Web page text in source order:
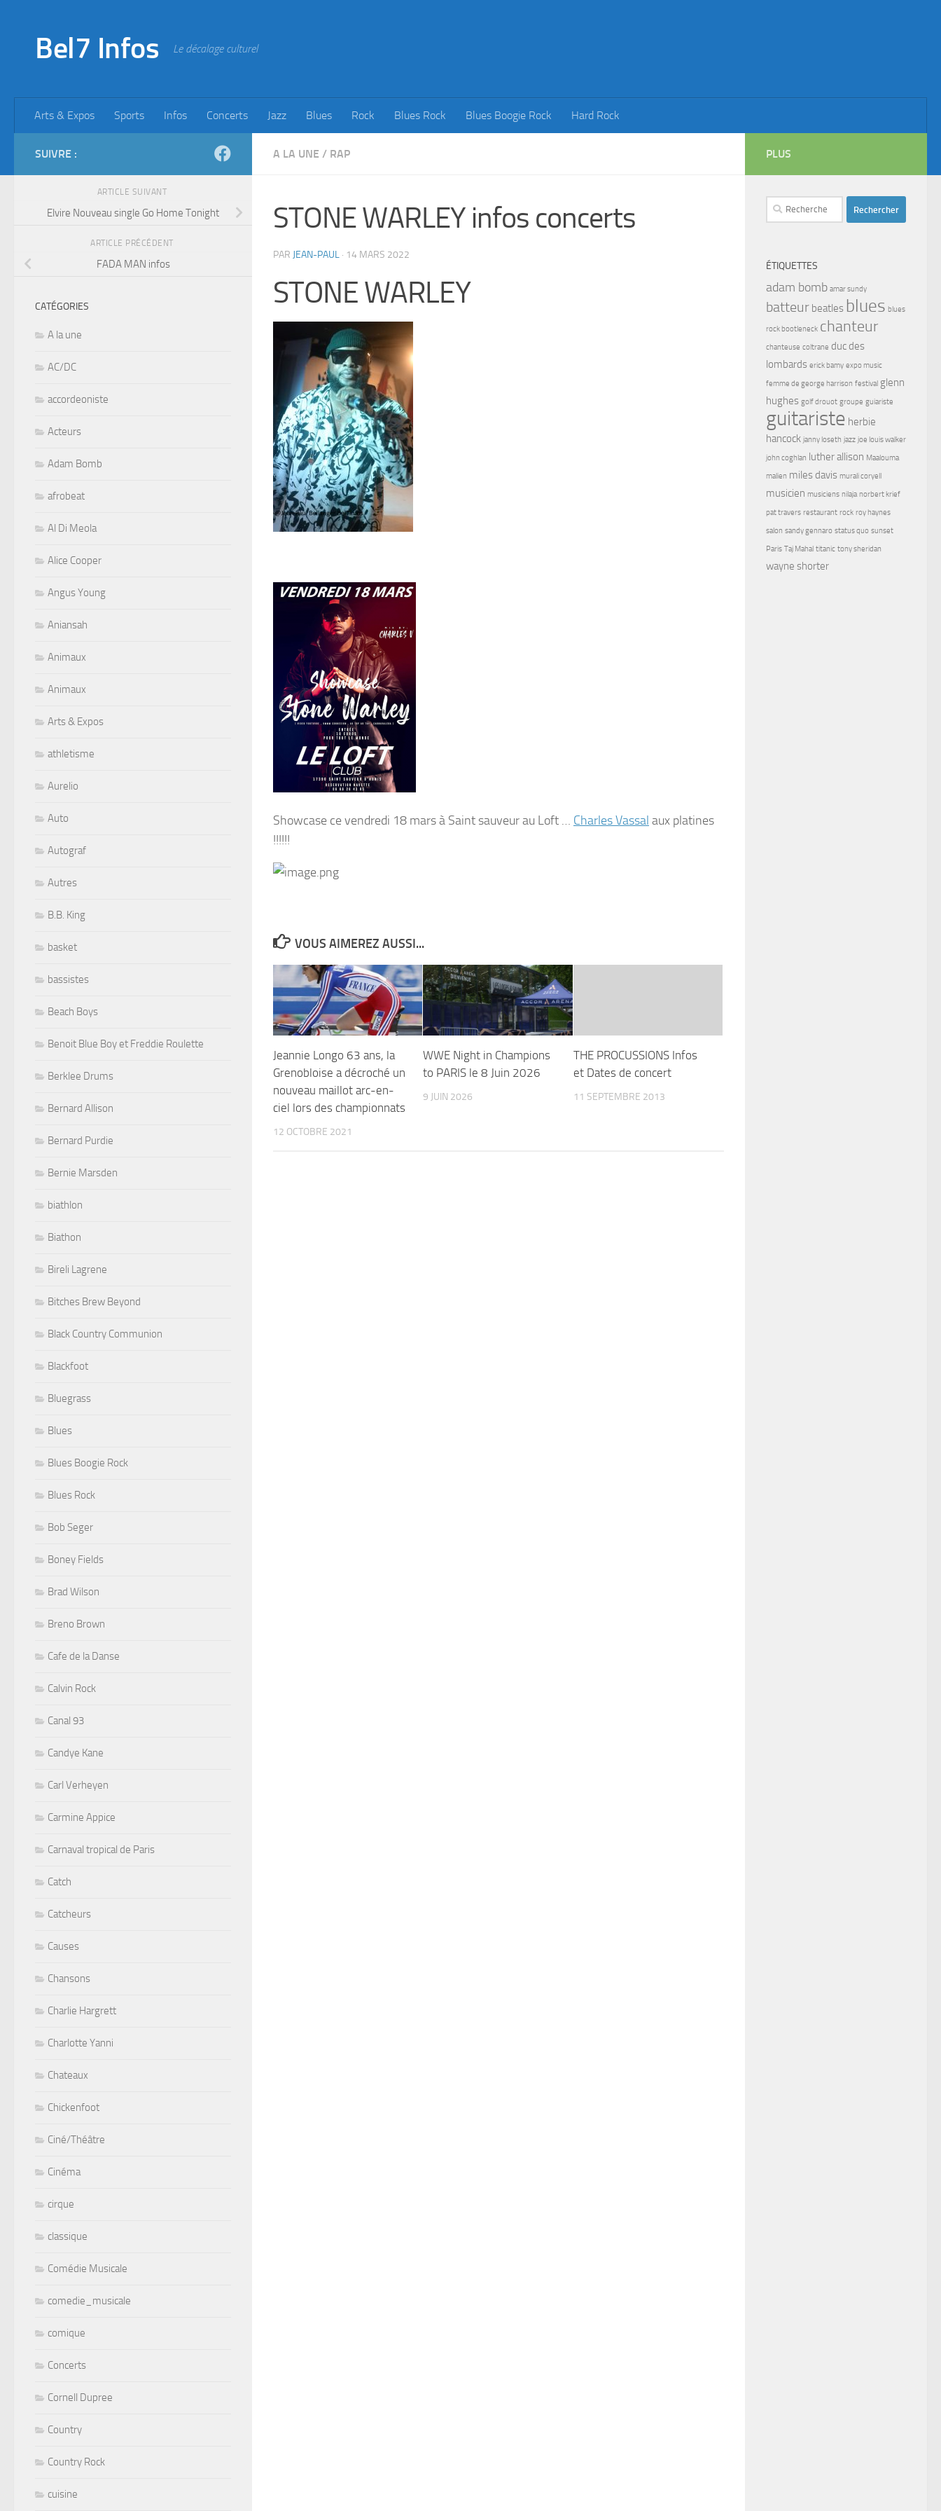
Bel7 Infos Le décalage culturel
Arts & Expos Sports Infos Concerts Jazz Blues Rock Blues Rock Blues Boogie Rock Hard Rock
A LA UNE / RAP
STONE WARLEY infos concerts
PAR JEAN-PAUL · 14 MARS 2022
STONE WARLEY
Showcase ce vendredi 18 mars à Saint sauveur au Loft … Charles Vassal aux platines
!!!!!!
VOUS AIMEREZ AUSSI...
Jeannie Longo 63 ans, la
Grenobloise a décroché un
nouveau maillot arc-en-
ciel lors des championnats
12 OCTOBRE 2021
WWE Night in Champions
to PARIS le 8 Juin 2026
9 JUIN 2026
THE PROCUSSIONS Infos
et Dates de concert
11 SEPTEMBRE 2013
SUIVRE :
ARTICLE SUIVANT
Elvire Nouveau single Go Home Tonight
ARTICLE PRÉCÉDENT
FADA MAN infos
CATÉGORIES
A la une
AC/DC
accordeoniste
Acteurs
Adam Bomb
afrobeat
Al Di Meola
Alice Cooper
Angus Young
Aniansah
Animaux
Animaux
Arts & Expos
athletisme
Aurelio
Auto
Autograf
Autres
B.B. King
basket
bassistes
Beach Boys
Benoit Blue Boy et Freddie Roulette
Berklee Drums
Bernard Allison
Bernard Purdie
Bernie Marsden
biathlon
Biathon
Bireli Lagrene
Bitches Brew Beyond
Black Country Communion
Blackfoot
Bluegrass
Blues
Blues Boogie Rock
Blues Rock
Bob Seger
Boney Fields
Brad Wilson
Breno Brown
Cafe de la Danse
Calvin Rock
Canal 93
Candye Kane
Carl Verheyen
Carmine Appice
Carnaval tropical de Paris
Catch
Catcheurs
Causes
Chansons
Charlie Hargrett
Charlotte Yanni
Chateaux
Chickenfoot
Ciné/Théâtre
Cinéma
cirque
classique
Comédie Musicale
comedie_musicale
comique
Concerts
Cornell Dupree
Country
Country Rock
cuisine
PLUS
Rechercher :
ÉTIQUETTES
adam bomb amar sundy
batteur beatles blues blues
rock bootleneck chanteur
chanteuse coltrane duc des
lombards erick bamy expo music
femme de george harrison festival glenn
hughes golf drouot groupe guiariste
guitariste herbie
hancock janny loseth jazz joe louis walker
john coghlan luther allison Maalouma
malien miles davis murali coryell
musicien musiciens nilaja norbert krief
pat travers restaurant rock roy haynes
salon sandy gennaro status quo sunset
Paris Taj Mahal titanic tony sheridan
wayne shorter